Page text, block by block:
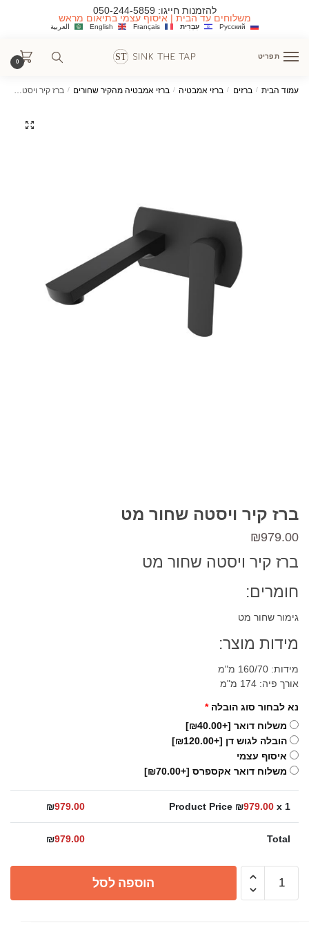
להזמנות חייגו: 050-244-5859
משלוחים עד הבית | איסוף עצמי בתיאום מראש
العربية English Français עִבְרִית Русский
תפריט
0
עמוד הבית / ברזים / ברזי אמבטיה / ברזי אמבטיה מהקיר שחורים / ברז קיר ויסטה שחור מט
ברז קיר ויסטה שחור מט
₪979.00
ברז קיר ויסטה שחור מט
חומרים:
גימור שחור מט
מידות מוצר:
מידות: 160/70 מ"מ
אורך פיה: 174 מ"מ
נא לבחור סוג הובלה *
משלוח דואר [+₪40.00]
הובלה לגוש דן [+₪120.00]
איסוף עצמי
משלוח דואר אקספרס [+₪70.00]
Product Price ₪979.00 x 1
₪979.00
Total
₪979.00
הוספה לסל